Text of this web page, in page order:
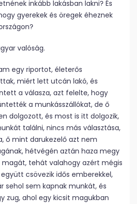
inkább lakásban lakni? És
gyerekek és öregek éheznek
valóság.
egy riportot, életerős
miért lett utcán lakó, és
a válasza, azt felelte, hogy
a munkásszállókat, de ő
dolgozott, és most is itt dolgozik,
találni, nincs más választása,
ő mint darukezelő azt nem
hétvégén aztán haza megy
magát, tehát valahogy azért mégis
csövezik idős emberekkel,
sehol sem kapnak munkát, és
zug, ahol egy kicsit magukban